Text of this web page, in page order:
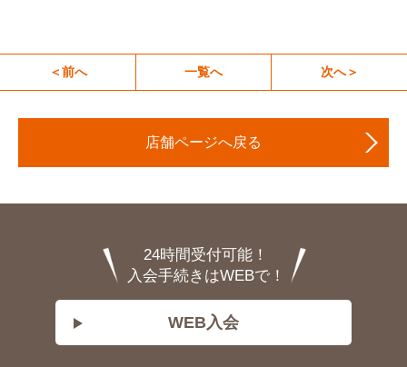
＜前へ 一覧へ 次へ＞
店舗ページへ戻る
24時間受付可能！
入会手続きはWEBで！
WEB入会